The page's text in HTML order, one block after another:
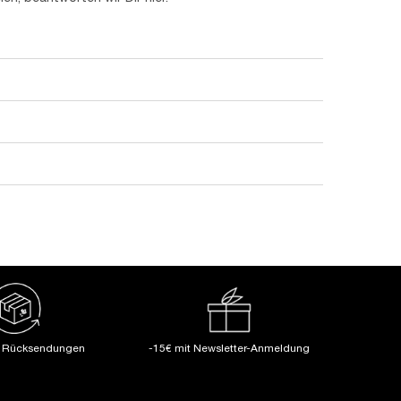
Rücksendungen -15€ mit Newsletter-Anmeldung